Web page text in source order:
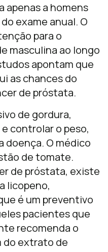
apenas a homens
exame anual. O
para o
masculina ao longo
apontam que
as chances do
de próstata.
de gordura,
controlar o peso,
doença. O médico
de tomate.
de próstata, existe
licopeno,
é um preventivo
pacientes que
recomenda o
do extrato de